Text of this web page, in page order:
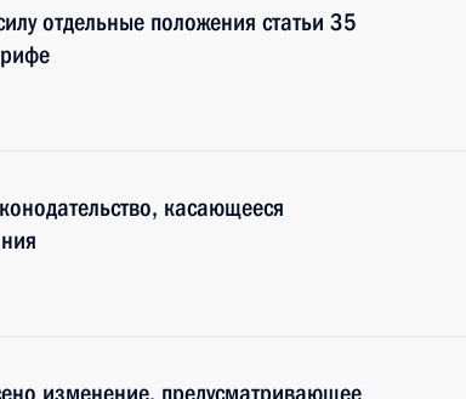
отдельные положения статьи 35
касающееся
изменение, предусматривающее